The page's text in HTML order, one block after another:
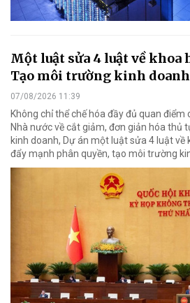
Một luật sửa 4 luật về khoa
Tạo môi trường kinh
07/08/2026 11:39
Không chỉ thể chế hóa đầy đủ quan
Nhà nước về cắt giảm, đơn giản hóa thủ
kinh doanh, Dự án một luật sửa 4 luật về
đẩy mạnh phân quyền, tạo môi trường